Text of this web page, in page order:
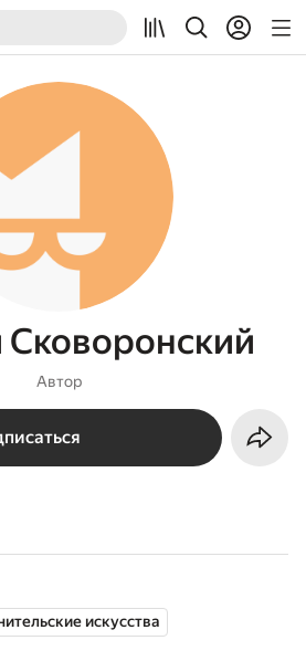
Сковоронский
Автор
искусства